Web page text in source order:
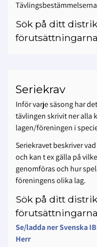
Sök på ditt
Seriekrav
Inför varje säsong har
tävlingen skrivit ner alla
lagen/föreningen i
Seriekravet beskriver
och kan t ex gälla på
genomföras och hur
föreningens olika lag.
Sök på ditt
Se/ladda ner Svenska
Herr